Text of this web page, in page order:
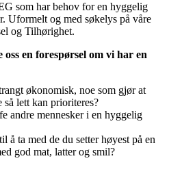
som har behov for en hyggelig
Uformelt og med søkelys på våre
og Tilhørighet.
en forespørsel om vi har en
økonomisk, noe som gjør at
så lett kan prioriteres?
andre mennesker i en hyggelig
å ta med de du setter høyest på en
god mat, latter og smil?